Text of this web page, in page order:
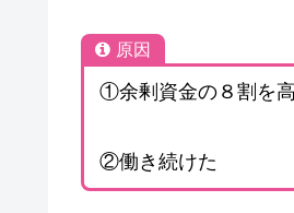
原因
①余剰資金の８割を
②働き続けた